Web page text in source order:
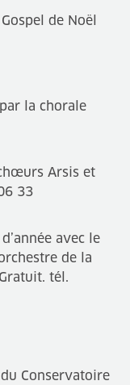
de Noël
la chorale
Arsis et
33
avec le
de la
tél.
Conservatoire